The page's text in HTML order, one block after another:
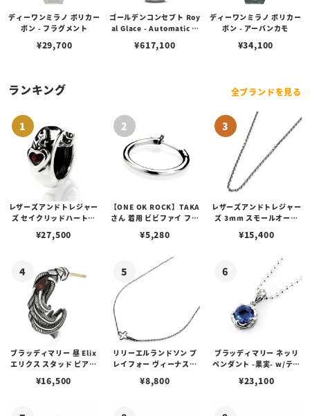
ディーワンミラノ ポリカー
ボン - フラグメント
¥29,700
ゴールデンコンセプト Roy
al Glace - Automatic W
urst Flare
¥617,100
ディーワンミラノ ポリカー
ボン - アーバンカモ
¥34,100
ランキング 全ブランドを見る
レザーズアンドトレジャー
ズ セイクリッドハートピ
¥27,500
【ONE OK ROCK】TAKA
さん 着用 ビビファイ フー
¥5,280
レザーズアンドトレジャー
ズ 3mm スモールオーバ
ブスタークラスプ＆LTロ
¥15,400
ブラッディマリー 昼 Elix
エリクス スタッド ピアス
¥16,500
リリーエルランドソン プ
レイフォー ヴィーナスチ
¥8,800
ブラッディマリー ネッリ
ペンダント -果実- w/ティ
¥23,100